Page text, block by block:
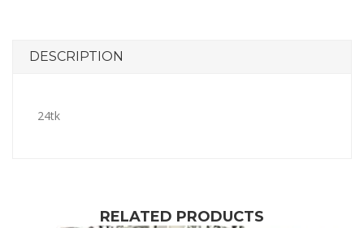
DESCRIPTION
24tk
RELATED PRODUCTS